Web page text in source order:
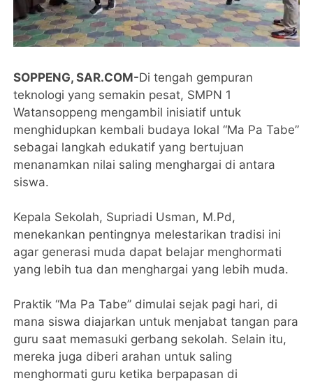
SOPPENG, SAR.COM-Di tengah gempuran
teknologi yang semakin pesat, SMPN 1
Watansoppeng mengambil inisiatif untuk
menghidupkan kembali budaya lokal “Ma Pa Tabe”
sebagai langkah edukatif yang bertujuan
menanamkan nilai saling menghargai di antara
siswa.
Kepala Sekolah, Supriadi Usman, M.Pd,
menekankan pentingnya melestarikan tradisi ini
agar generasi muda dapat belajar menghormati
yang lebih tua dan menghargai yang lebih muda.
Praktik “Ma Pa Tabe” dimulai sejak pagi hari, di
mana siswa diajarkan untuk menjabat tangan para
guru saat memasuki gerbang sekolah. Selain itu,
mereka juga diberi arahan untuk saling
menghormati guru ketika berpapasan di